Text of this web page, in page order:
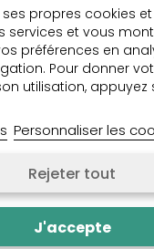
ses propres cookies
services et vous
préférences en
Pour donner
utilisation, appuyez
Personnaliser les
Rejeter tout
J'accepte
Breizh Encre. Tous